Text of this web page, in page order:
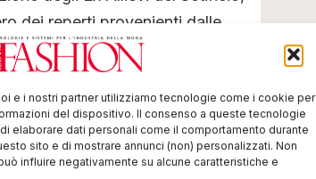
e i nostri partner utilizziamo tecnologie come i cookie per
del dispositivo. Il consenso a queste tecnologie
elaborare dati personali come il comportamento durante
sito e di mostrare annunci (non) personalizzati. Non
influire negativamente su alcune caratteristiche e
dei reperti provenienti dalle
Poi, negli anni Ottanta, le
fu fondato ilComitato per la
della Provincia di Como, della
Statale “Paolo Carcano”.